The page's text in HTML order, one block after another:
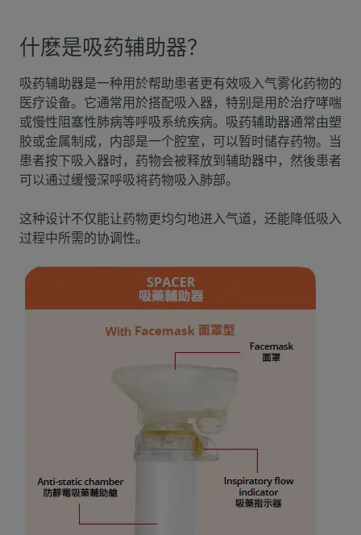
什麽是吸药辅助器？
吸药辅助器是一种用於帮助患者更有效吸入气雾化药物的
医疗设备。它通常用於搭配吸入器，特别是用於治疗哮喘
或慢性阻塞性肺病等呼吸系统疾病。吸药辅助器通常由塑
胶或金属制成，内部是一个腔室，可以暂时储存药物。当
患者按下吸入器时，药物会被释放到辅助器中，然後患者
可以通过缓慢深呼吸将药物吸入肺部。
这种设计不仅能让药物更均匀地进入气道，还能降低吸入
过程中所需的协调性。